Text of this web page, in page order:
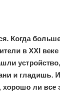
Когда
в XXI
и гладишь.
ли все